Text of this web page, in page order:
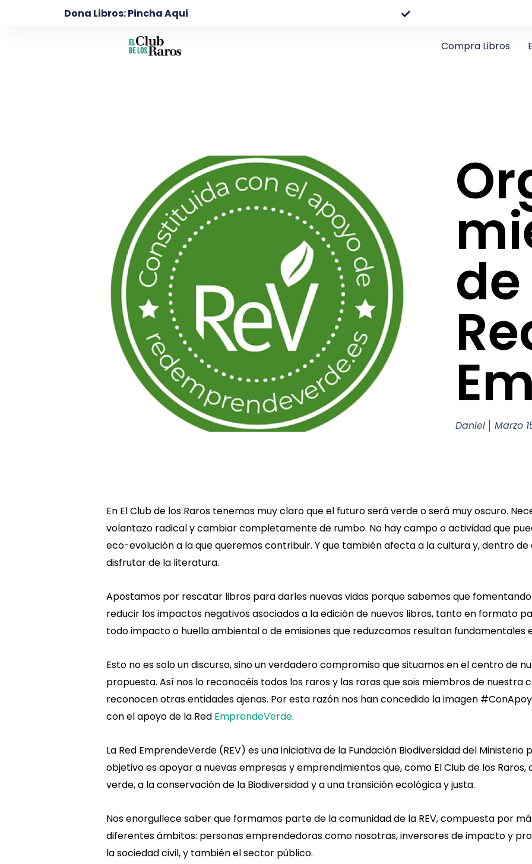
Dona Libros: Pincha Aquí
Compra Libros
Daniel Marzo
En El Club de los Raros tenemos muy claro que el futuro será verde o será muy oscuro.
volantazo radical y cambiar completamente de rumbo. No hay campo o actividad que
eco-evolución a la que queremos contribuir. Y que también afecta a la cultura y, dentro
disfrutar de la literatura.
Apostamos por rescatar libros para darles nuevas vidas porque sabemos que
reducir los impactos negativos asociados a la edición de nuevos libros, tanto en formato
todo impacto o huella ambiental o de emisiones que reduzcamos resultan fundamentales
Esto no es solo un discurso, sino un verdadero compromiso que situamos en el centro de
propuesta. Así nos lo reconocéis todos los raros y las raras que sois miembros de nuestra
reconocen otras entidades ajenas. Por esta razón nos han concedido la imagen
con el apoyo de la Red EmprendeVerde.
La Red EmprendeVerde (REV) es una iniciativa de la Fundación Biodiversidad del Ministerio
objetivo es apoyar a nuevas empresas y emprendimientos que, como El Club de los
verde, a la conservación de la Biodiversidad y a una transición ecológica y justa.
Nos enorgullece saber que formamos parte de la comunidad de la REV, compuesta por
diferentes ámbitos: personas emprendedoras como nosotras, inversores de impacto y
la sociedad civil, y también el sector público.